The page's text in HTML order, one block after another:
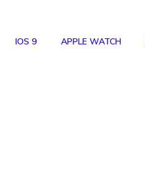
IOS 9 APPLE WATCH